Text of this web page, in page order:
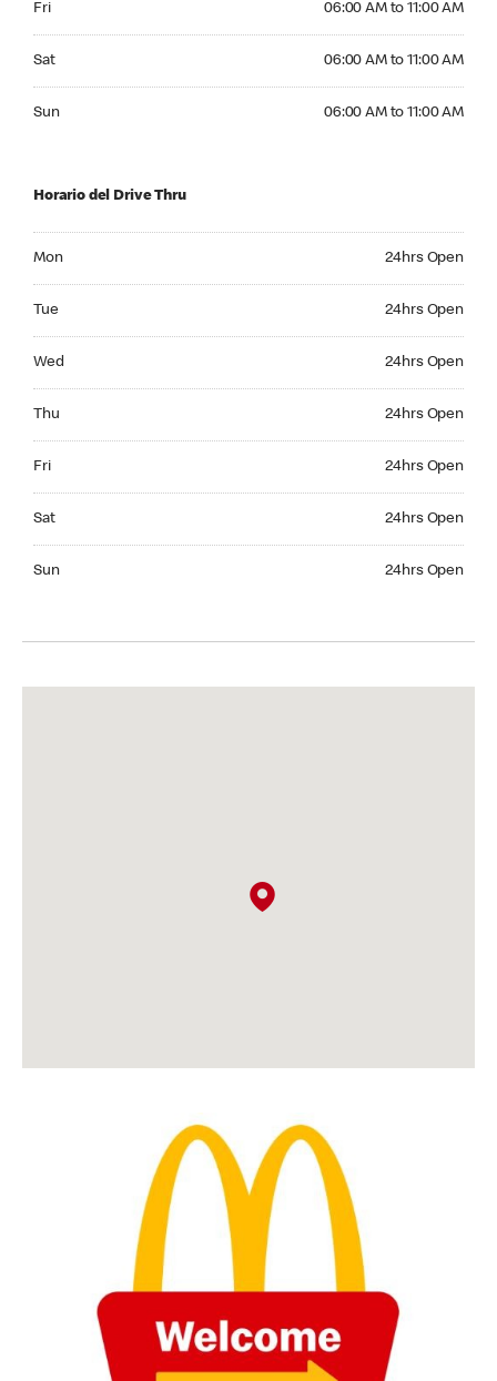
Fri 06:00 AM to 11:00 AM
Sat 06:00 AM to 11:00 AM
Sun 06:00 AM to 11:00 AM
Horario del Drive Thru
Mon 24hrs Open
Tue 24hrs Open
Wed 24hrs Open
Thu 24hrs Open
Fri 24hrs Open
Sat 24hrs Open
Sun 24hrs Open